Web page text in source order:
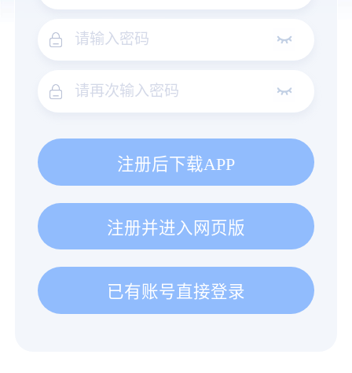
注册后下载APP
注册并进入网页版
已有账号直接登录